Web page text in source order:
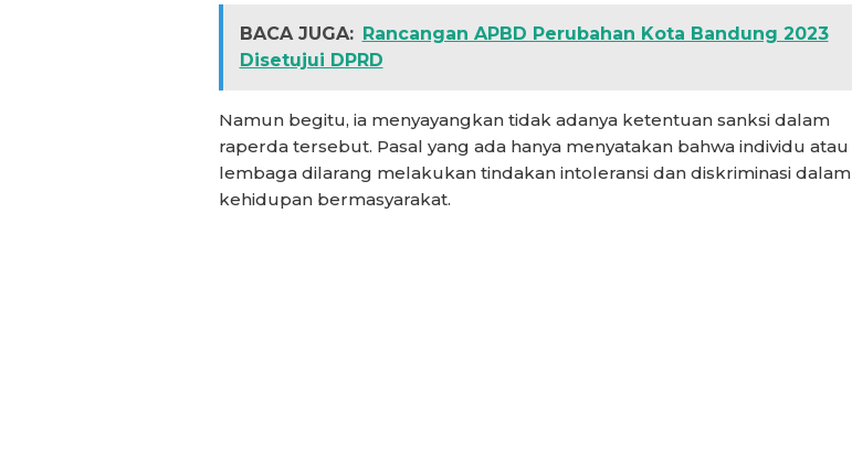
BACA JUGA: Rancangan APBD Perubahan Kota Bandung 2023
Disetujui DPRD
Namun begitu, ia menyayangkan tidak adanya ketentuan sanksi dalam
raperda tersebut. Pasal yang ada hanya menyatakan bahwa individu atau
lembaga dilarang melakukan tindakan intoleransi dan diskriminasi dalam
kehidupan bermasyarakat.